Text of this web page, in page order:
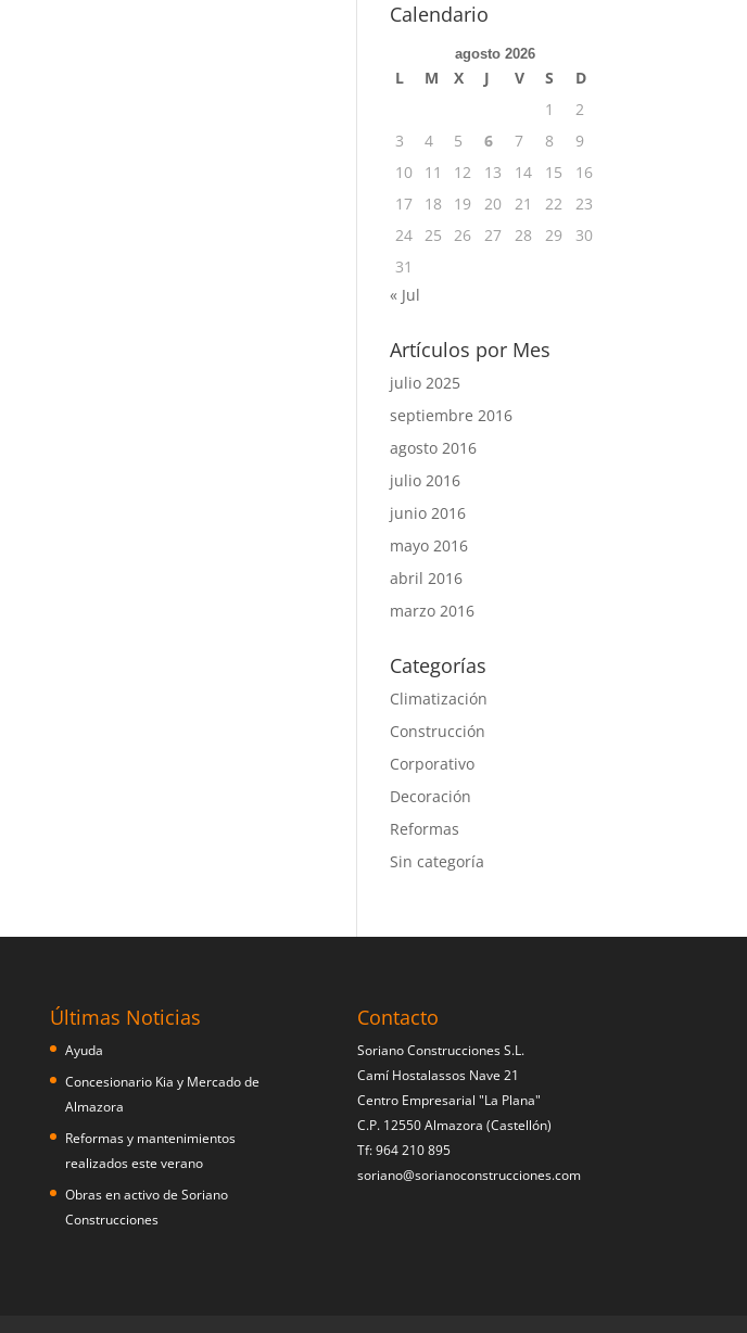
Calendario
agosto 2026
L M X J V S
D
1
2
3
4 5 6 7 8
9
10
11 12 13 14 15
16
17
18 19 20 21 22
23
24 25 26 27 28 29
30
31
« Jul
Artículos por Mes
julio 2025
septiembre 2016
agosto 2016
julio 2016
junio 2016
mayo 2016
abril 2016
marzo 2016
Categorías
Climatización
Construcción
Corporativo
Decoración
Reformas
Sin categoría
Últimas Noticias
Ayuda
Concesionario Kia y Mercado de
Almazora
Reformas y mantenimientos
realizados este verano
Obras en activo de Soriano
Construcciones
Contacto
Soriano Construcciones S.L.
Camí Hostalassos Nave 21
Centro Empresarial "La Plana"
C.P. 12550 Almazora (Castellón)
Tf: 964 210 895
soriano@sorianoconstrucciones.com